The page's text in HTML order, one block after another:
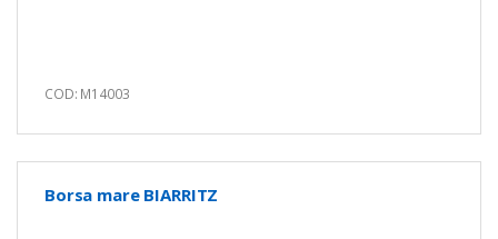
COD: M14003
Borsa mare BIARRITZ